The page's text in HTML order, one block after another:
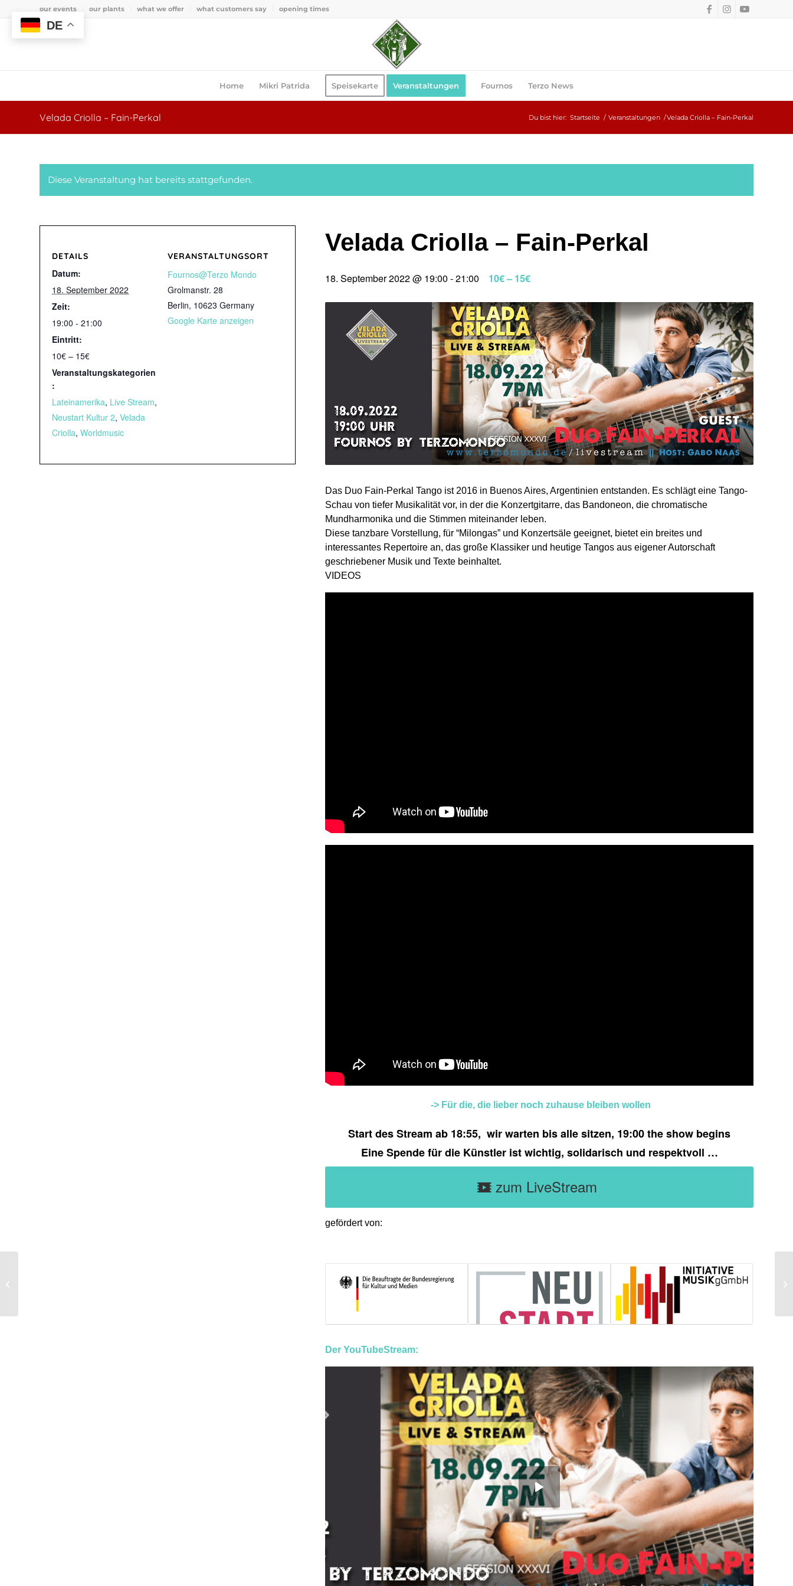
our events our plants what we offer what customers say opening times
Home Mikri Patrida Speisekarte Veranstaltungen Fournos Terzo News
Velada Criolla – Fain-Perkal Du bist hier: Startseite / Veranstaltungen /Velada Criolla – Fain-Perkal
Diese Veranstaltung hat bereits stattgefunden.
Velada Criolla – Fain-Perkal
18. September 2022 @ 19:00 -21:00 10€ – 15€
Das Duo Fain-Perkal Tango ist 2016 in Buenos Aires, Argentinien entstanden. Es schlägt eine Tango-
Schau von tiefer Musikalität vor, in der die Konzertgitarre, das Bandoneon, die chromatische
Mundharmonika und die Stimmen miteinander leben.
Diese tanzbare Vorstellung, für “Milongas” und Konzertsäle geeignet, bietet ein breites und
interessantes Repertoire an, das große Klassiker und heutige Tangos aus eigener Autorschaft
geschriebener Musik und Texte beinhaltet.
VIDEOS
-> Für die, die lieber noch zuhause bleiben wollen
Start des Stream ab 18:55, wir warten bis alle sitzen, 19:00 the show begins
Eine Spende für die Künstler ist wichtig, solidarisch und respektvoll …
zum LiveStream
gefördert von:
Der YouTubeStream:
DETAILS
Datum:
18. September 2022
Zeit:
19:00 - 21:00
Eintritt:
10€ – 15€
Veranstaltungskategorien
:
Lateinamerika, Live Stream,
Neustart Kultur 2, Velada
Criolla, Worldmusic
VERANSTALTUNGSORT
Fournos@Terzo Mondo
Grolmanstr. 28
Berlin, 10623 Germany
Google Karte anzeigen
DE